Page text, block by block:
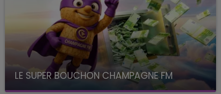
LE SUPER BOUCHON CHAMPAGNE FM
avec La Famille Champagne FM, à 8H10